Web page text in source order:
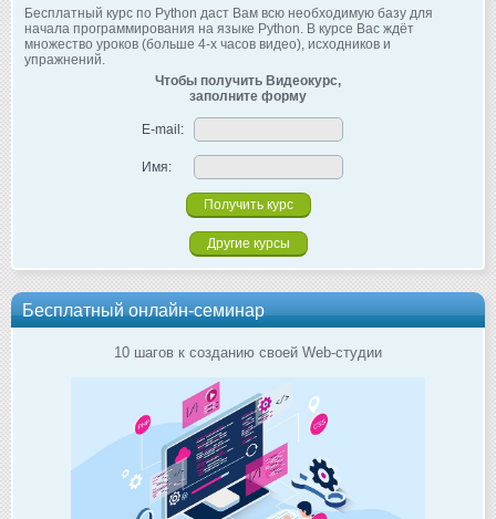
Бесплатный курс по Python даст Вам всю необходимую базу для
начала программирования на языке Python. В курсе Вас ждёт
множество уроков (больше 4-х часов видео), исходников и
упражнений.
Чтобы получить Видеокурс,
заполните форму
E-mail:
Имя:
Другие курсы
Бесплатный онлайн-семинар
10 шагов к созданию своей Web-студии